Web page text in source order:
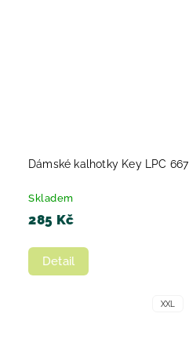
Dámské kalhotky Key LPC 667
Skladem
285 Kč
Detail
XXL